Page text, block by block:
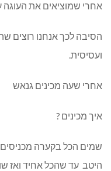
אחרי שמוציאים את העוגה
הסיבה לכך אנחנו רוצים
ועסיסית.
אחרי שעה מכינים גנאש
איך מכינים ?
היטב עד שהכל אחיד ואז